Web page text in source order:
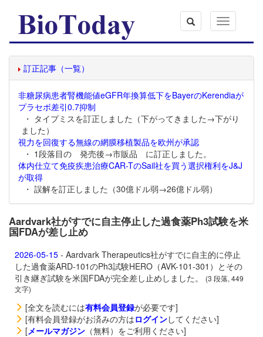
Toggle
navigation
訂正記事（一覧）
非糖尿病患者腎機能値eGFR年換算低下をBayerのKerendiaが
プラセボ差引0.7抑制
・ タイプミスを訂正しました（下がってきました→下がり
ました）
視力を回復する無線の網膜移植製品を欧州が承認
・ 1段落目の 発売後→市販品 に訂正しました。
体内仕立て免疫疾患治療CAR-TのSail社を買う選択権利をJ&J
が取得
・ 誤解を訂正しました（30億ドル弱→26億ドル弱）
Aardvark社がすでに自主停止した過食薬Ph3試験を米
国FDAが差し止め
2026-05-15 - Aardvark Therapeutics社がすでに自主的に停止
した過食薬ARD-101のPh3試験HERO（AVK-101-301）とその
引き継ぎ試験を米国FDAが完全差し止めしました。
(3 段落, 449
文字)
[全文を読むには有料会員登録が必要です]
[有料会員登録がお済みの方はログインしてください]
[メールマガジン （無料）をご利用ください]